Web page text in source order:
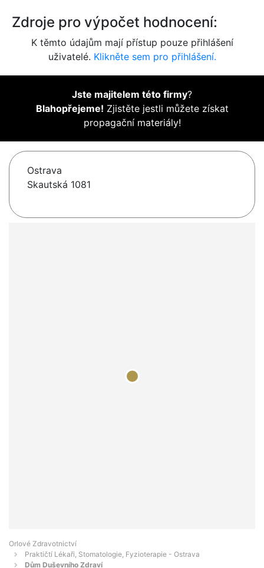
Zdroje pro výpočet hodnocení:
K těmto údajům mají přístup pouze přihlášení
uživatelé. Klikněte sem pro přihlášení.
Jste majitelem této firmy?
Blahopřejeme! Zjistěte jestli můžete získat
propagační materiály!
Ostrava
Skautská 1081
Orlové Zdravotnictví
Praktičtí Lékaři, Stomatologie, Fyzioterapie - Ostrava
Dům Duševního Zdraví